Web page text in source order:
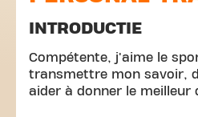
INTRODUCTIE
Compétente, j'aime le
transmettre mon savoir,
aider à donner le meilleur